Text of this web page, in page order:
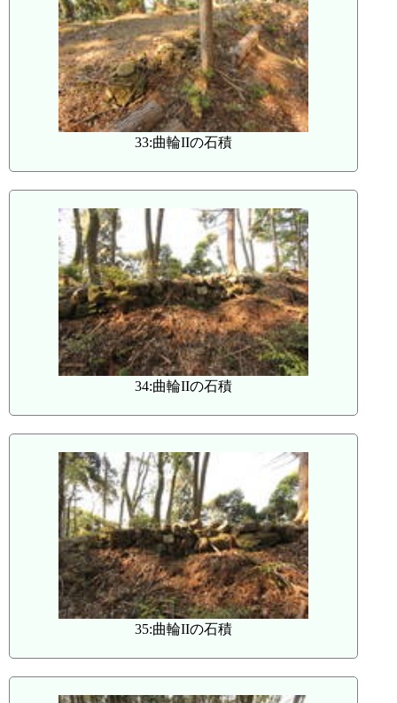
33:曲輪IIの石積
34:曲輪IIの石積
35:曲輪IIの石積